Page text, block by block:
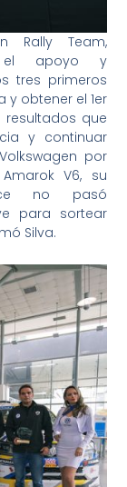
Rally Team,
el apoyo y
tres primeros
obtener el 1er
que
y continuar
por
V6, su
no pasó
para sortear
Silva.